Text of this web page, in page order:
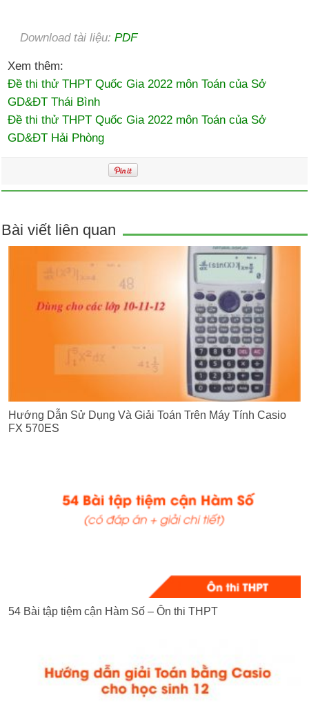
Download tài liệu:PDF
Xem thêm:
Đề thi thử THPT Quốc Gia 2022 môn Toán của Sở
GD&ĐT Thái Bình
Đề thi thử THPT Quốc Gia 2022 môn Toán của Sở
GD&ĐT Hải Phòng
Bài viết liên quan
Hướng Dẫn Sử Dụng Và Giải Toán Trên Máy Tính Casio
FX 570ES
54 Bài tập tiệm cận Hàm Số – Ôn thi THPT